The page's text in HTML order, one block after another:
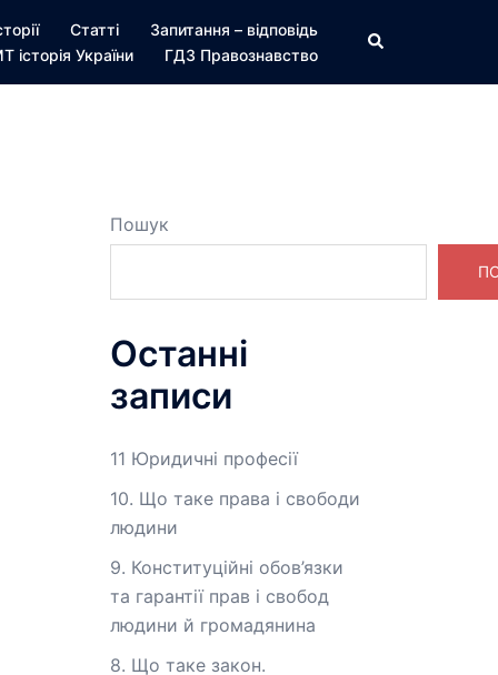
Статті
Запитання – відповідь
історія України
ГДЗ Правознавство
Пошук
Пошук
Останні
записи
11 Юридичні професії
10. Що таке права і свободи
людини
9. Конституційні обов’язки
та гарантії прав і свобод
людини й громадянина
8. Що таке закон.